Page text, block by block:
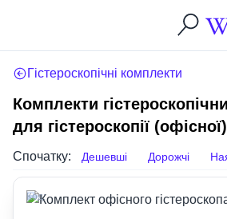
Гістероскопічні комплекти
Комплекти
для гістероскопії (офісної)
Спочатку: Дешевші Дорожчі
Код: